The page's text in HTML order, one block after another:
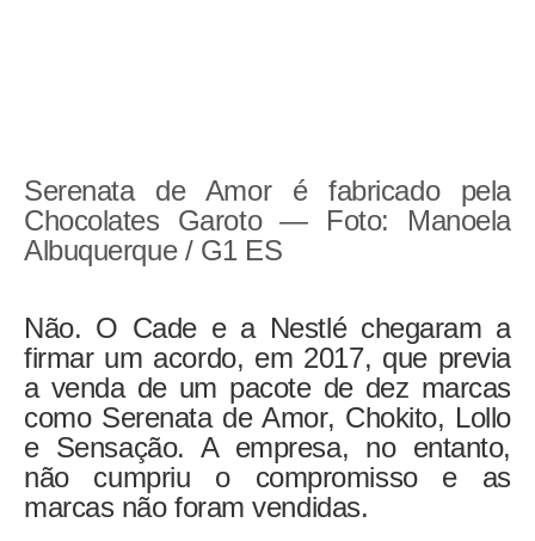
Serenata de Amor é fabricado pela
Chocolates Garoto — Foto: Manoela
Albuquerque / G1 ES
Não. O Cade e a Nestlé chegaram a
firmar um acordo, em 2017, que previa
a venda de um pacote de dez marcas
como Serenata de Amor, Chokito, Lollo
e Sensação. A empresa, no entanto,
não cumpriu o compromisso e as
marcas não foram vendidas.